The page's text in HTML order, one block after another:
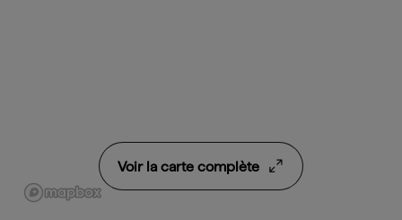
Voir la carte complète